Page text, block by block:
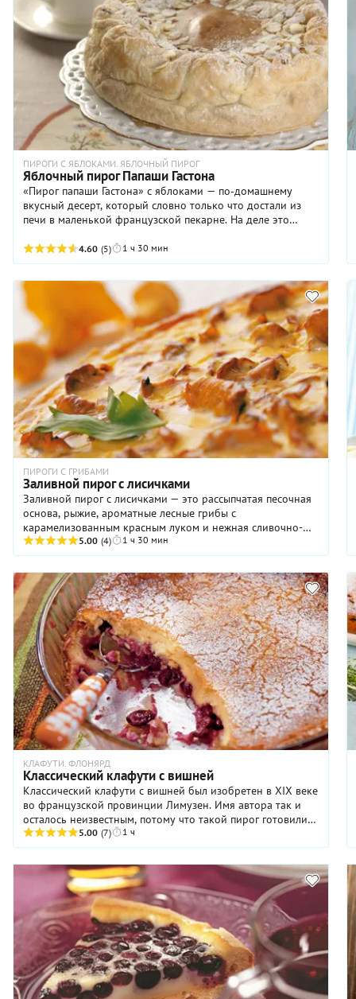
ПИРОГИ С ЯБЛОКАМИ. ЯБЛОЧНЫЙ ПИРОГ
Яблочный пирог Папаши Гастона
«Пирог папаши Гастона» с яблоками — по‑домашнему
вкусный десерт, который словно только что достали из
печи в маленькой французской пекарне. На деле это
tarte aux pommes, что в переводе с французского —
«яблочный пирог». «Папаша Гастон» — не отсылка к
реальному пекарю, а, скорее, собирательный образ:
добрый хозяин булочной, который знает, как сделать
простой пирог по‑домашнему вкусным. Только не
переборщите с сахаром в начинке: французы часто
вообще не добавляют сахар к яблокам: сладость дает
карамель или сироп, которым смазывают форму либо
поливают яблоки сверху. Если вы любите умеренно
сладкую выпечку, то ограничьтесь 1–2 столовыми
ложками сахара на 4–5 яблок.
4.60 (5) 1 ч 30 мин
ПИРОГИ С ГРИБАМИ
Заливной пирог с лисичками
Заливной пирог с лисичками — это рассыпчатая песочная
основа, рыжие, ароматные лесные грибы с
карамелизованным красным луком и нежная сливочно-
сырная заливка. Выпечка с лисичками — это всегда
праздник вкуса, таковы уж эти удивительные грибы —
яркие, нарядные, а по нынешним временам практически
деликатесные. Поэтому заливной пирог придется кстати
не только во время обычного обеда, но и на
праздничном столе. Тем более, что испечь его вполне
можно чуть заранее: безусловно, он вкусен и горячим, но
еще удобнее есть его не прямо из духовки, а чуть
остывшим, когда заливка окончательно схватывается,
позволяя без труда нарезать изделие на аккуратные
порции. Если у вас нет лисичек, подойдут белые грибы, в
крайнем случае даже шампиньоны, но с лисичками пирог
выходит особенно характерным, красивым и солнечным
по цвету.
5.00 (4) 1 ч 30 мин
КЛАФУТИ. ФЛОНЯРД
Классический клафути с вишней
Классический клафути с вишней был изобретен в XIX веке
во французской провинции Лимузен. Имя автора так и
осталось неизвестным, потому что такой пирог готовили в
крестьянских семьях, как говорится, из того, что было в
доме. В дело шли вишни из собственного сада, яйца,
молоко или сливки и мука. Рецепт приготовления пирога
тоже был очень простым: хозяйкам некогда было
заморачиваться со сложной формовкой. Выложили вишню
на сковороду (зачастую с косточками), залили жидким
тестом, отправили в печь. Таким образом, блюдо
представляло нечто среднее между пирогом и
запеканкой. В наше время клафути подают в самых
уважаемых ресторанах. Мы же предлагаем вам
существенно сэкономить и приготовить это
замечательное лакомство в домашних условиях.
5.00 (7) 1 ч